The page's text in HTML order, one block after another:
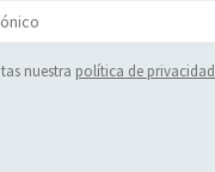
nuestra política de privacidad